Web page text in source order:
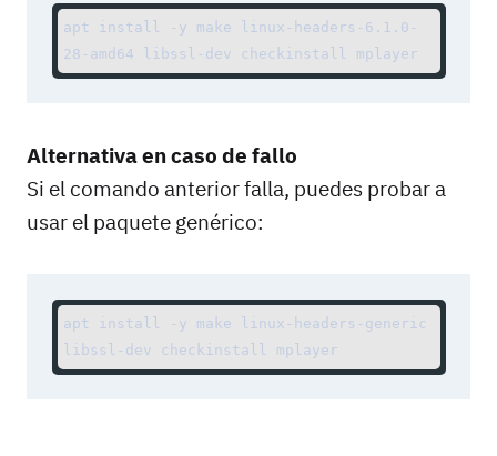
apt install -y make linux-headers-6.1.0-
28-amd64 libssl-dev checkinstall mplayer
Alternativa en caso de fallo
Si el comando anterior falla, puedes probar a
usar el paquete genérico:
apt install -y make linux-headers-generic
libssl-dev checkinstall mplayer